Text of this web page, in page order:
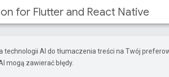
for Flutter and React Native
technologii AI do tłumaczenia treści na Twój
mogą zawierać błędy.